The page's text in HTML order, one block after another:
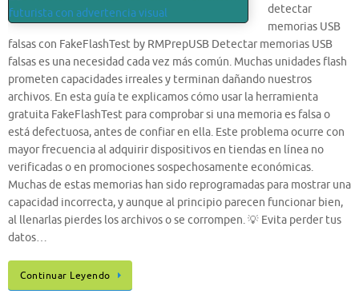
detectar
memorias USB
falsas con FakeFlashTest by RMPrepUSB Detectar memorias USB
falsas es una necesidad cada vez más común. Muchas unidades flash
prometen capacidades irreales y terminan dañando nuestros
archivos. En esta guía te explicamos cómo usar la herramienta
gratuita FakeFlashTest para comprobar si una memoria es falsa o
está defectuosa, antes de confiar en ella. Este problema ocurre con
mayor frecuencia al adquirir dispositivos en tiendas en línea no
verificadas o en promociones sospechosamente económicas.
Muchas de estas memorias han sido reprogramadas para mostrar una
capacidad incorrecta, y aunque al principio parecen funcionar bien,
al llenarlas pierdes los archivos o se corrompen. 💡 Evita perder tus
datos…
Continuar Leyendo